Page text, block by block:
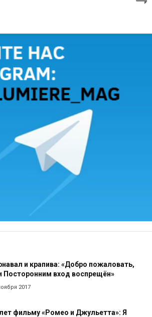
и крапива: «Добро пожаловать,
Посторонним вход воспрещён»
2017
фильму «Ромео и Джульетта»: Я